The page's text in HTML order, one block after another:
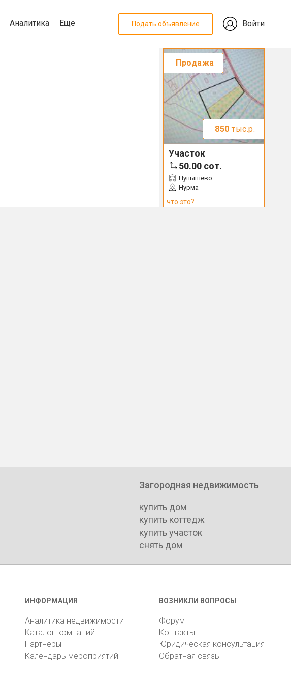
Аналитика Ещё Подать объявление Войти
Продажа
850 тыс.р.
Участок
50.00 сот.
Пупышево
Нурма
что это?
Загородная недвижимость
купить дом
купить коттедж
купить участок
снять дом
ИНФОРМАЦИЯ
Аналитика недвижимости
Каталог компаний
Партнеры
Календарь мероприятий
ВОЗНИКЛИ ВОПРОСЫ
Форум
Контакты
Юридическая консультация
Обратная связь